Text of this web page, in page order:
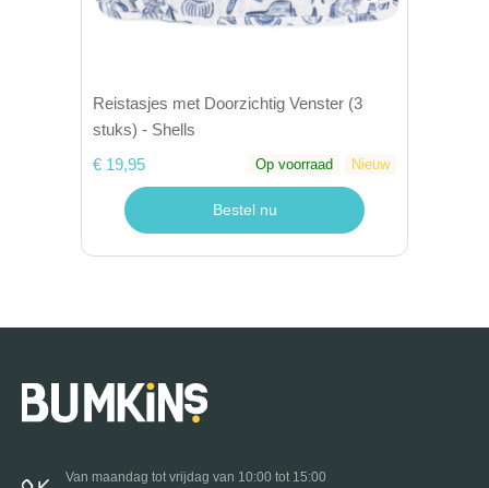
Reistasjes met Doorzichtig Venster (3
stuks) - Shells
€ 19,95
Op voorraad Nieuw
Bestel nu
Van maandag tot vrijdag van 10:00 tot 15:00